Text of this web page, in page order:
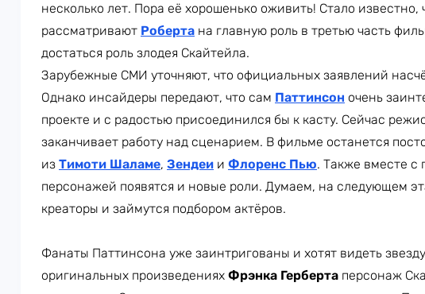
несколько лет. Пора её хорошенько оживить! Стало известно,
рассматривают Роберта на главную роль в третью часть
достаться роль злодея Скайтейла.
Зарубежные СМИ уточняют, что официальных заявлений
Однако инсайдеры передают, что сам Паттинсон очень
проекте и с радостью присоединился бы к касту. Сейчас
заканчивает работу над сценарием. В фильме останется
из Тимоти Шаламе, Зендеи и Флоренс Пью. Также вместе с
персонажей появятся и новые роли. Думаем, на следующем
креаторы и займутся подбором актёров.
Фанаты Паттинсона уже заинтригованы и хотят видеть
оригинальных произведениях Фрэнка Герберта персонаж